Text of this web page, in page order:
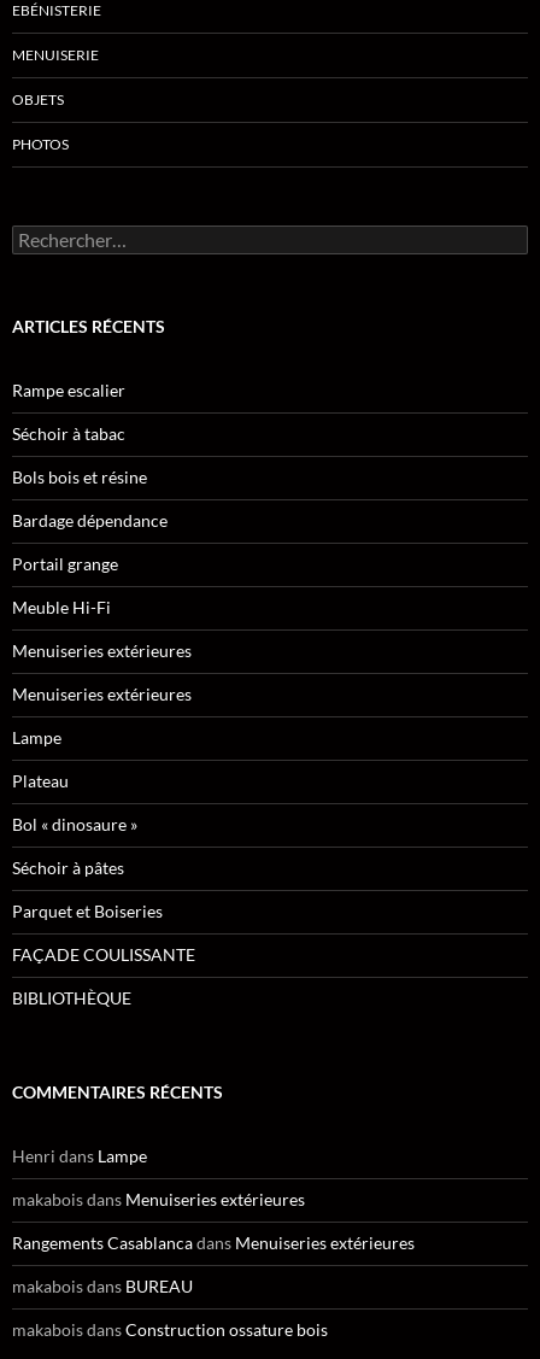
EBÉNISTERIE
MENUISERIE
OBJETS
PHOTOS
Rechercher :
ARTICLES RÉCENTS
Rampe escalier
Séchoir à tabac
Bols bois et résine
Bardage dépendance
Portail grange
Meuble Hi-Fi
Menuiseries extérieures
Menuiseries extérieures
Lampe
Plateau
Bol « dinosaure »
Séchoir à pâtes
Parquet et Boiseries
FAÇADE COULISSANTE
BIBLIOTHÈQUE
COMMENTAIRES RÉCENTS
Henri dans Lampe
makaboisdans Menuiseries extérieures
Rangements Casablancadans Menuiseries extérieures
makaboisdans BUREAU
makaboisdansConstruction ossature bois